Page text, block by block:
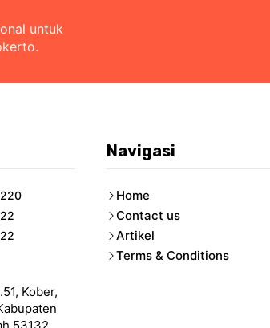
untuk
Kober,
Navigasi
Home
Contact us
Artikel
Terms & Conditions